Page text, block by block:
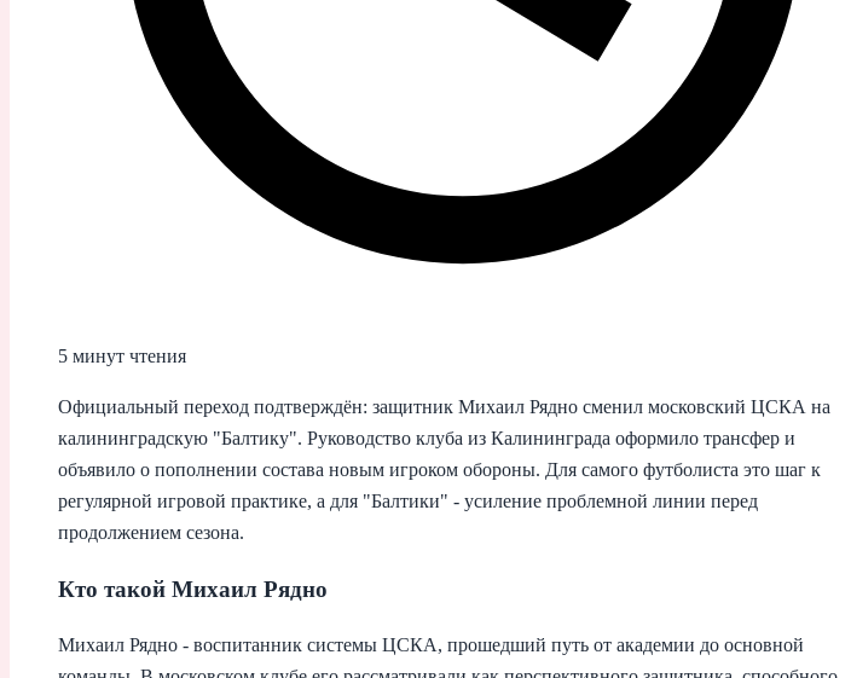
5 минут чтения
Официальный переход подтверждён: защитник Михаил Рядно сменил московский ЦСКА на
калининградскую "Балтику". Руководство клуба из Калининграда оформило трансфер и
объявило о пополнении составa новым игроком обороны. Для самого футболиста это шаг к
регулярной игровой практике, а для "Балтики" - усиление проблемной линии перед
продолжением сезона.
Кто такой Михаил Рядно
Михаил Рядно - воспитанник системы ЦСКА, прошедший путь от академии до основной